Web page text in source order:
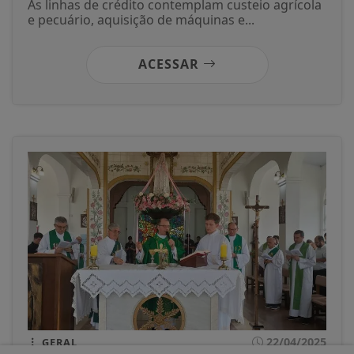
As linhas de crédito contemplam custeio agrícola
e pecuário, aquisição de máquinas e...
ACESSAR
GERAL 22/04/2025